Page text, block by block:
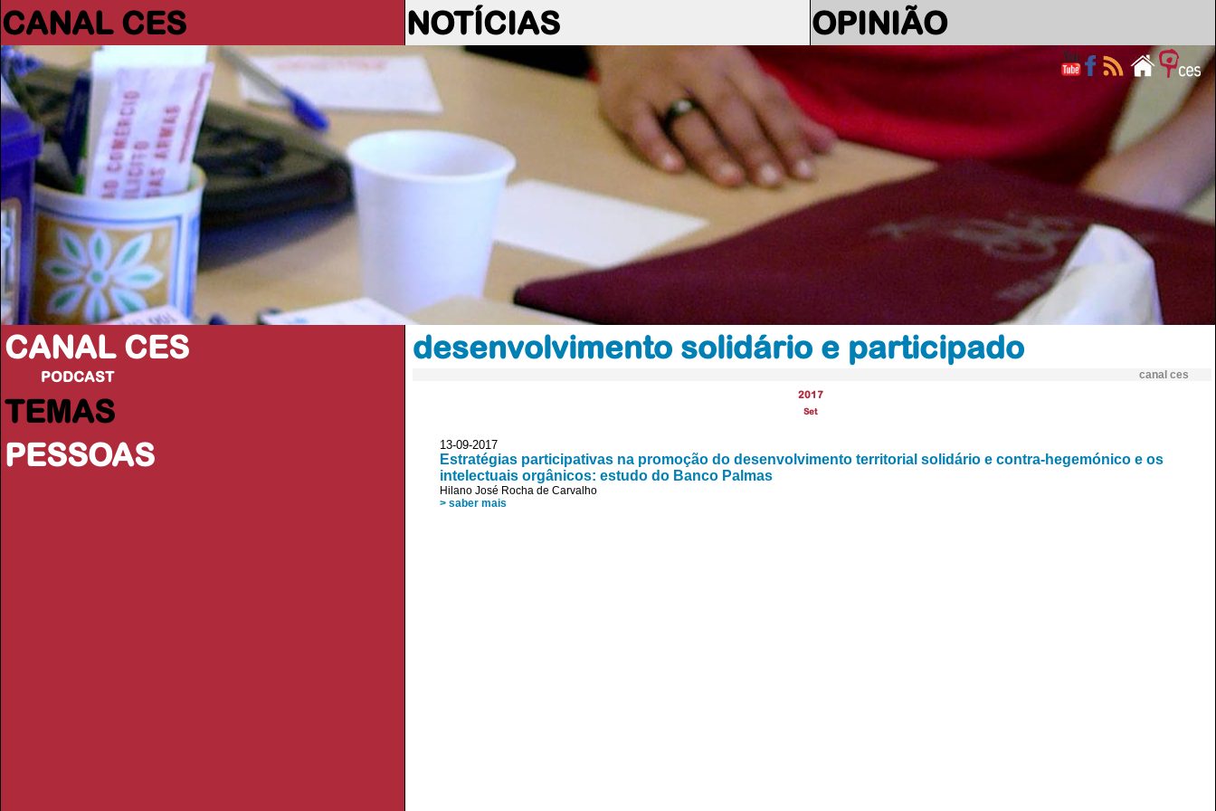
CANAL CES NOTÍCIAS OPINIÃO
CANAL CES
PODCAST
TEMAS
PESSOAS
desenvolvimento solidário e participado
canal ces
2017
Set
13-09-2017
Estratégias participativas na promoção do desenvolvimento territorial solidário e contra-hegemónico e os
intelectuais orgânicos: estudo do Banco Palmas
Hilano José Rocha de Carvalho
> saber mais